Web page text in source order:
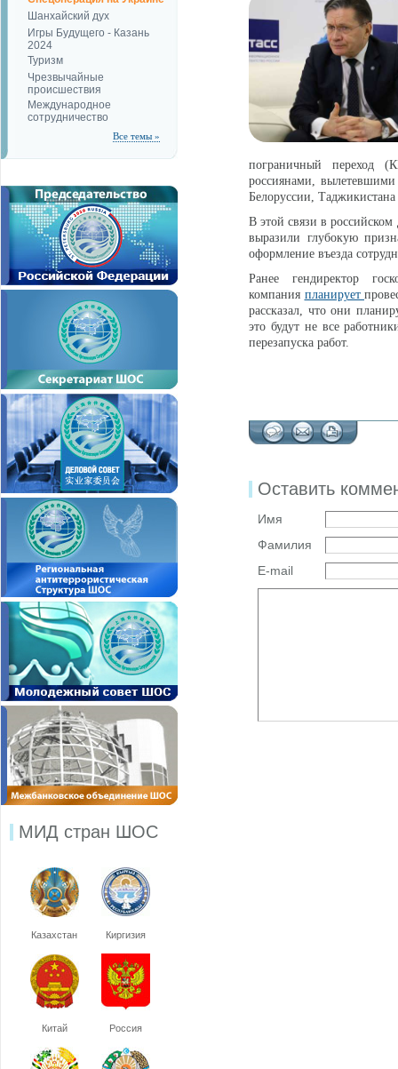
Шанхайский дух
Игры Будущего - Казань
2024
Туризм
Чрезвычайные
происшествия
Международное
сотрудничество
Все темы »
МИД стран ШОС
Казахстан Киргизия
Китай Россия
пограничный переход
россиянами,
Белоруссии,
В этой связи в
выразили глубокую
оформление въезда
Ранее гендиректор
компания планирует
рассказал, что они
это будут не все
перезапуска работ.
Оставить
Имя
Фамилия
E-mail